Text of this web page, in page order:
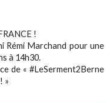
!
Rémi Marchand pour une
à 14h30.
de « #LeSerment2Berne
»